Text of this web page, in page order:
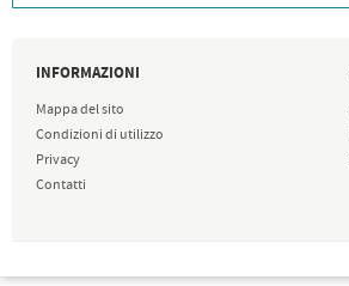
INFORMAZIONI
Mappa del sito
Condizioni di utilizzo
Privacy
Contatti